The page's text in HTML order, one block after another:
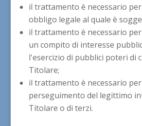
il trattamento è necessario
obbligo legale al quale è
il trattamento è necessario
un compito di interesse
l'esercizio di pubblici poteri di
Titolare;
il trattamento è necessario
perseguimento del legittimo
Titolare o di terzi.